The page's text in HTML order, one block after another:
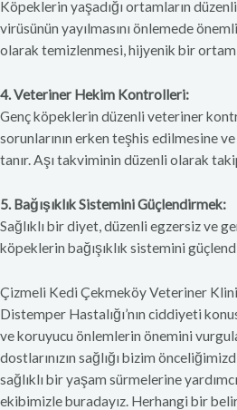
Köpeklerin yaşadığı ortamların
virüsünün yayılmasını önlemede
olarak temizlenmesi, hijyenik bir
4. Veteriner Hekim Kontrolleri:
Genç köpeklerin düzenli veteriner
sorunlarının erken teşhis edilmesine
tanır. Aşı takviminin düzenli olarak
5. Bağışıklık Sistemini Güçlendirmek:
Sağlıklı bir diyet, düzenli egzersiz ve
köpeklerin bağışıklık sistemini
Çizmeli Kedi Çekmeköy Veteriner
Distemper Hastalığı’nın ciddiyeti
ve koruyucu önlemlerin önemini
dostlarınızın sağlığı bizim
sağlıklı bir yaşam sürmelerine
ekibimizle buradayız. Herhangi bir